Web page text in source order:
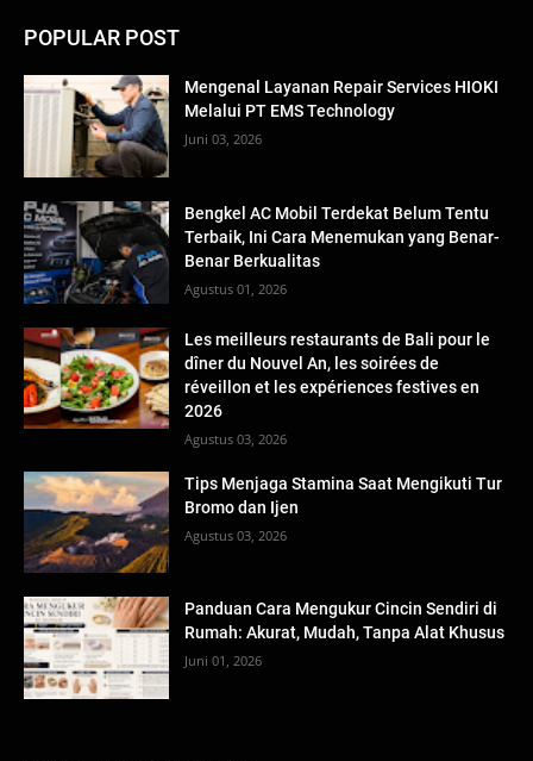
POPULAR POST
Mengenal Layanan Repair Services HIOKI
Melalui PT EMS Technology
Juni 03, 2026
Bengkel AC Mobil Terdekat Belum Tentu
Terbaik, Ini Cara Menemukan yang Benar-
Benar Berkualitas
Agustus 01, 2026
Les meilleurs restaurants de Bali pour le
dîner du Nouvel An, les soirées de
réveillon et les expériences festives en
2026
Agustus 03, 2026
Tips Menjaga Stamina Saat Mengikuti Tur
Bromo dan Ijen
Agustus 03, 2026
Panduan Cara Mengukur Cincin Sendiri di
Rumah: Akurat, Mudah, Tanpa Alat Khusus
Juni 01, 2026